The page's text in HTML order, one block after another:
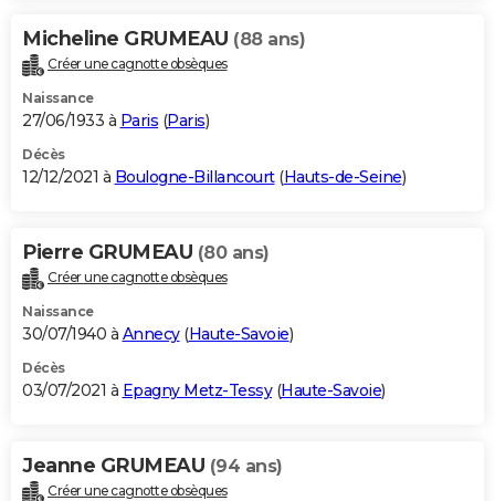
Micheline GRUMEAU (88 ans)
Créer une cagnotte obsèques
Naissance
27/06/1933 à Paris (Paris)
Décès
12/12/2021 à Boulogne-Billancourt(Hauts-de-Seine)
Pierre GRUMEAU (80 ans)
Créer une cagnotte obsèques
Naissance
30/07/1940 à Annecy(Haute-Savoie)
Décès
03/07/2021 à Epagny Metz-Tessy(Haute-Savoie)
Jeanne GRUMEAU (94 ans)
Créer une cagnotte obsèques